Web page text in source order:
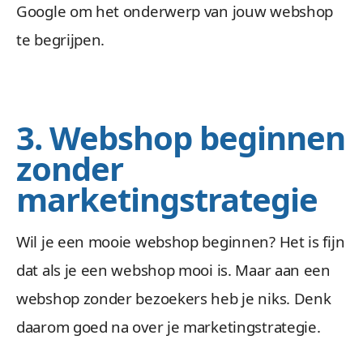
Google om het onderwerp van jouw webshop
te begrijpen.
3. Webshop beginnen
zonder
marketingstrategie
Wil je een mooie webshop beginnen? Het is fijn
dat als je een webshop mooi is. Maar aan een
webshop zonder bezoekers heb je niks. Denk
daarom goed na over je marketingstrategie.